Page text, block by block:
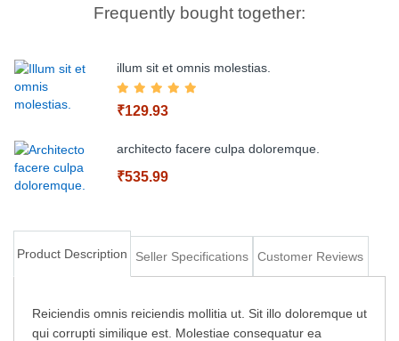
Frequently bought together:
illum sit et omnis molestias.
₹129.93
architecto facere culpa doloremque.
₹535.99
Product Description Seller Specifications Customer Reviews
Reiciendis omnis reiciendis mollitia ut. Sit illo doloremque ut
qui corrupti similique est. Molestiae consequatur ea